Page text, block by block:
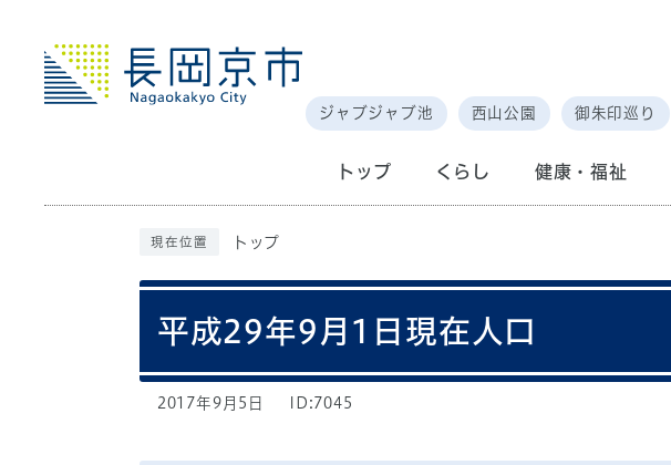
ジャブジャブ池 西山公園 御朱印巡り
トップ くらし 健康・福祉
現在位置 トップ
平成29年9月1日現在人口
2017年9月5日 ID:7045